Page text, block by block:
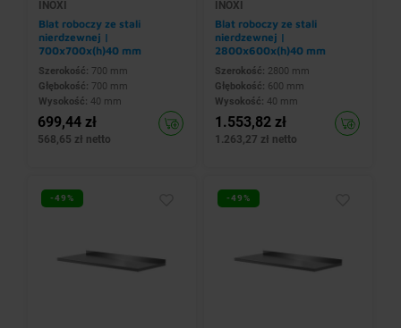
INOXI
Blat roboczy ze stali
nierdzewnej |
700x700x(h)40 mm
Szerokość: 700 mm
Głębokość: 700 mm
Wysokość: 40 mm
699,44 zł
568,65 zł netto
INOXI
Blat roboczy ze stali
nierdzewnej |
2800x600x(h)40 mm
Szerokość: 2800 mm
Głębokość: 600 mm
Wysokość: 40 mm
1.553,82 zł
1.263,27 zł netto
-49% -49%